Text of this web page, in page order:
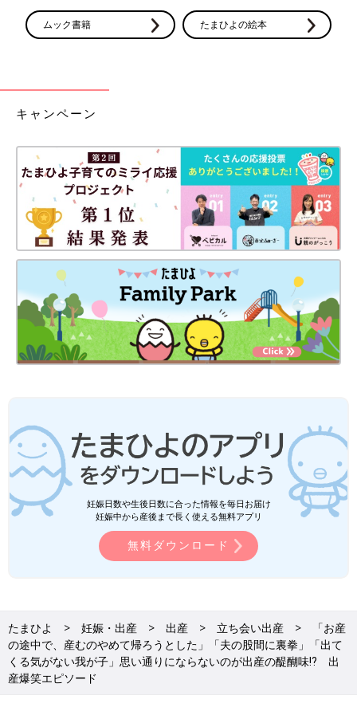
月に入る前には産院に持って行く荷物をバッグ
に詰めた状態にしておくのが理想です。荷造り
ムック書籍 たまひよの絵本
キャンペーン
妊娠日数や生後日数に合った情報を毎日お届け
妊娠中から産後まで長く使える無料アプリ
無料ダウンロード
たまひよ 妊娠・出産 出産 立ち会い出産
「お産
の途中で、産むのやめて帰ろうとした」「夫の股間に裏拳」「出て
くる気がない我が子」思い通りにならないのが出産の醍醐味⁉ 出
産爆笑エピソード